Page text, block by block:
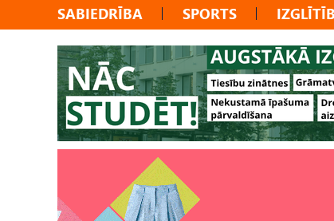
SABIEDRĪBA SPORTS